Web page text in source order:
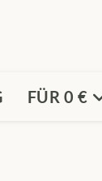
FÜR 0 €